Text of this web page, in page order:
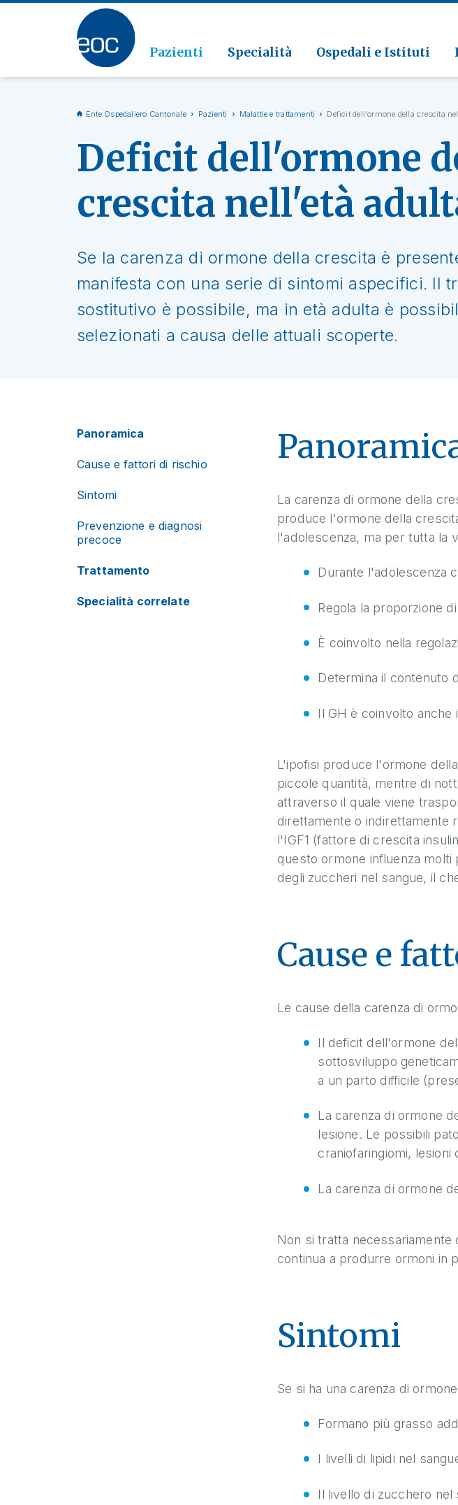
Pazienti Specialità Ospedali e Istituti
Vai alla sezione
Clinica di Riabilitazione EOC,
Patologia
Ente Ospedaliero Cantonale Pazienti Malattie e trattamenti Deficit dell'ormone della crescita
Deficit dell'ormone
crescita nell'età
Se la carenza di ormone della crescita è
manifesta con una serie di sintomi aspecifici. Il
sostitutivo è possibile, ma in età adulta è
selezionati a causa delle attuali scoperte.
Panoramica
Cause e fattori di rischio
Sintomi
Prevenzione e diagnosi
precoce
Trattamento
Specialità correlate
La carenza di ormone della
produce l'ormone della
l'adolescenza, ma per tutta la
Durante l'adolescenza
Regola la proporzione
È coinvolto nella
Determina il contenuto
Il GH è coinvolto
L'ipofisi produce l'ormone
piccole quantità, mentre di
attraverso il quale viene
direttamente o indirettamente
l'IGF1 (fattore di crescita
questo ormone influenza
degli zuccheri nel sangue, il
Cause e
Le cause della carenza di
Il deficit dell'ormone
sottosviluppo
a un parto difficile
La carenza di ormone
lesione. Le possibili
craniofaringiomi, lesioni
La carenza di ormone
Non si tratta necessariamente
continua a produrre ormoni in
Sintomi
Se si ha una carenza di
Formano più grasso
I livelli di lipidi nel
Il livello di zucchero nel